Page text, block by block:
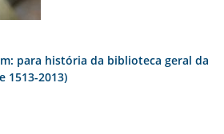
para história da biblioteca geral da
1513-2013)